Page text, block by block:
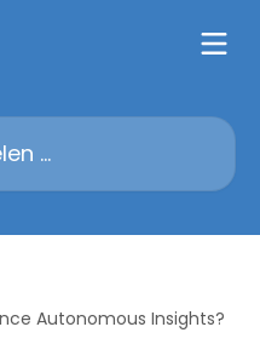
Autonomous Insights?